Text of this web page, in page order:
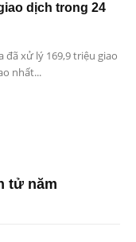
dịch trong 24
đã xử lý 169,9 triệu giao
nhất...
tử năm